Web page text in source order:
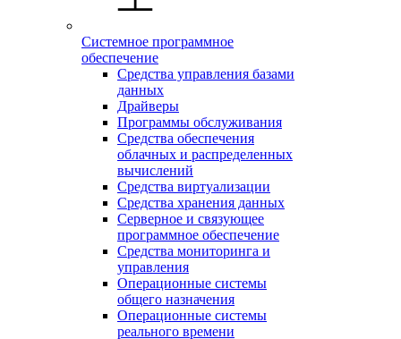
Системное программное
обеспечение
Средства управления базами
данных
Драйверы
Программы обслуживания
Средства обеспечения
облачных и распределенных
вычислений
Средства виртуализации
Средства хранения данных
Серверное и связующее
программное обеспечение
Средства мониторинга и
управления
Операционные системы
общего назначения
Операционные системы
реального времени